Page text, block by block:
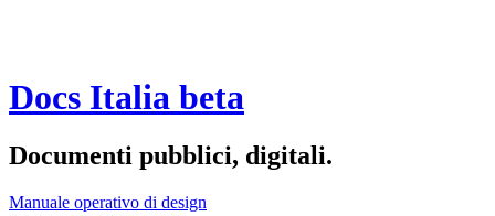
Docs Italia beta
Documenti pubblici, digitali.
Manuale operativo di design